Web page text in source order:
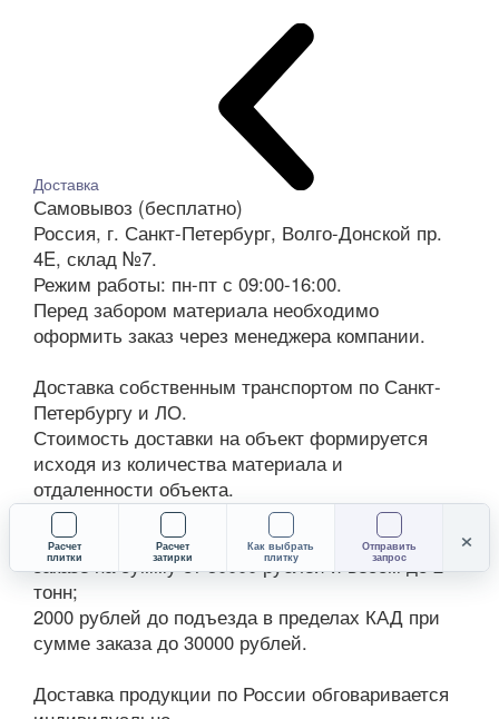
Доставка
Самовывоз (бесплатно)
Россия, г. Санкт-Петербург, Волго-Донской пр.
4E, склад №7.
Режим работы: пн-пт с 09:00-16:00.
Перед забором материала необходимо
оформить заказ через менеджера компании.
Доставка собственным транспортом по Санкт-
Петербургу и ЛО.
Стоимость доставки на объект формируется
исходя из количества материала и
отдаленности объекта.
Общие положения:
Бесплатно до подъезда в пределах КАД при
заказе на сумму от 30000 рублей и весом до 2
тонн;
2000 рублей до подъезда в пределах КАД при
сумме заказа до 30000 рублей.
Доставка продукции по России обговаривается
Расчет
плитки
Расчет
затирки
Как выбрать
плитку
Отправить
запрос
×